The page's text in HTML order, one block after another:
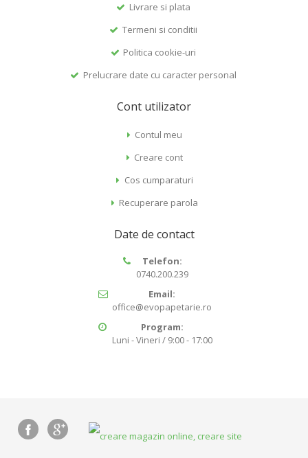
Livrare si plata
Termeni si conditii
Politica cookie-uri
Prelucrare date cu caracter personal
Cont utilizator
Contul meu
Creare cont
Cos cumparaturi
Recuperare parola
Date de contact
Telefon:
0740.200.239
Email:
office@evopapetarie.ro
Program:
Luni - Vineri / 9:00 - 17:00